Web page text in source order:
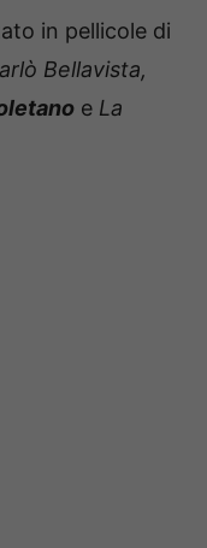
in pellicole di
Bellavista,
e La